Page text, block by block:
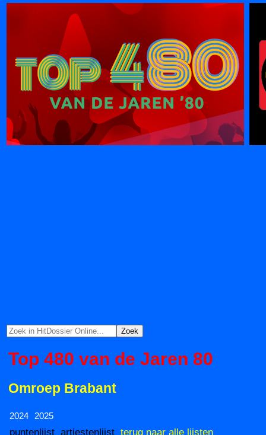
Top 480 van de Jaren 80
Omroep Brabant
2024 2025
puntenlijst artiestenlijst terug naar alle lijsten